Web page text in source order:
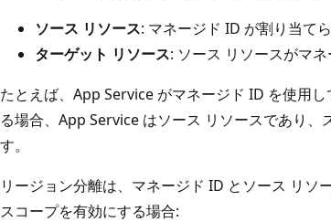
ソース リソース: マネージド ID が割り当て
ターゲット リソース: ソース リソースがマ
たとえば、App Service がマネージド ID を使用
る場合、App Service はソース リソースであり
す。
リージョン分離は、マネージド ID とソース リ
スコープを有効にする場合: